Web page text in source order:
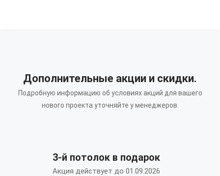
Дополнительные акции и скидки.
Подробную информацию об условиях акций для вашего
нового проекта уточняйте у менеджеров.
3-й потолок в подарок
Акция действует до 01.09.2026